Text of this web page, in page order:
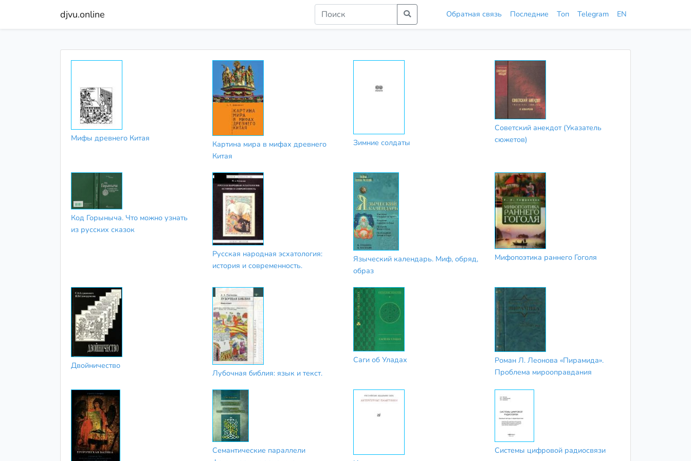
djvu.online Обратная связь Последние Топ Telegram EN
Мифы древнего Китая
Картина мира в мифах древнего
Китая
Зимние солдаты
Советский анекдот (Указатель
сюжетов)
Код Горыныча. Что можно узнать
из русских сказок
Русская народная эсхатология:
история и современность.
Языческий календарь. Миф, обряд,
образ
Мифопоэтика раннего Гоголя
Двойничество
Лубочная библия: язык и текст.
Саги об Уладах
Роман Л. Леонова «Пирамида».
Проблема мирооправдания
Семантические параллели
Системы цифровой радиосвязи